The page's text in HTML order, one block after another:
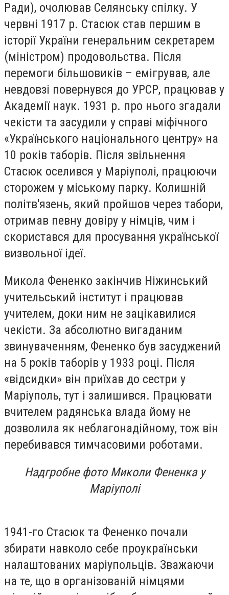
Ради), очолював Селянську спілку. У
червні 1917 р. Стасюк став першим в
історії України генеральним секретарем
(міністром) продовольства. Після
перемоги більшовиків – емігрував, але
невдовзі повернувся до УРСР, працював у
Академії наук. 1931 р. про нього згадали
чекісти та засудили у справі міфічного
«Українського національного центру» на
10 років таборів. Після звільнення
Стасюк оселився у Маріуполі, працюючи
сторожем у міському парку. Колишній
політв'язень, який пройшов через табори,
отримав певну довіру у німців, чим і
скористався для просування української
визвольної ідеї.
Микола Фененко закінчив Ніжинський
учительський інститут і працював
учителем, доки ним не зацікавилися
чекісти. За абсолютно вигаданим
звинуваченням, Фененко був засуджений
на 5 років таборів у 1933 році. Після
«відсидки» він приїхав до сестри у
Маріуполь, тут і залишився. Працювати
вчителем радянська влада йому не
дозволила як неблагонадійному, тож він
перебивався тимчасовими роботами.
Надгробне фото Миколи Фененка у
Маріуполі
1941-го Стасюк та Фененко почали
збирати навколо себе проукраїнськи
налаштованих маріупольців. Зважаючи
на те, що в організованій німцями